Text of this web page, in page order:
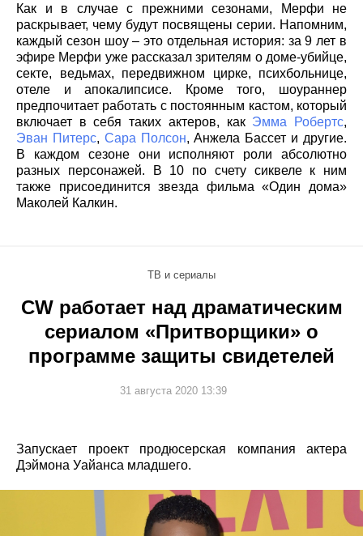
Как и в случае с прежними сезонами, Мерфи не
раскрывает, чему будут посвящены серии. Напомним,
каждый сезон шоу – это отдельная история: за 9 лет в
эфире Мерфи уже рассказал зрителям о доме-убийце,
секте, ведьмах, передвижном цирке, психбольнице,
отеле и апокалипсисе. Кроме того, шоураннер
предпочитает работать с постоянным кастом, который
включает в себя таких актеров, как Эмма Робертс,
Эван Питерс, Сара Полсон, Анжела Бассет и другие.
В каждом сезоне они исполняют роли абсолютно
разных персонажей. В 10 по счету сиквеле к ним
также присоединится звезда фильма «Один дома»
Маколей Калкин.
ТВ и сериалы
CW работает над драматическим
сериалом «Притворщики» о
программе защиты свидетелей
31 августа 2020 13:39
Запускает проект продюсерская компания актера
Дэймона Уайанса младшего.